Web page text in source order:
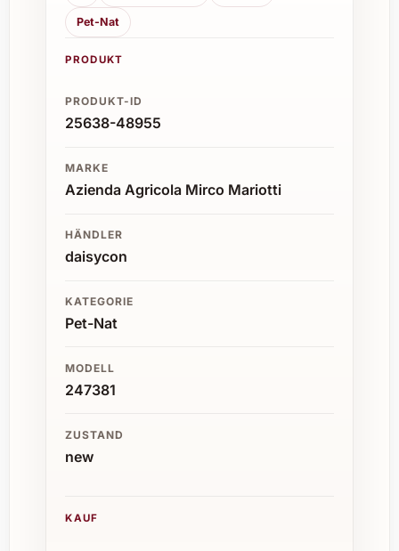
Pet-Nat
PRODUKT
PRODUKT-ID
25638-48955
MARKE
Azienda Agricola Mirco Mariotti
HÄNDLER
daisycon
KATEGORIE
Pet-Nat
MODELL
247381
ZUSTAND
new
KAUF